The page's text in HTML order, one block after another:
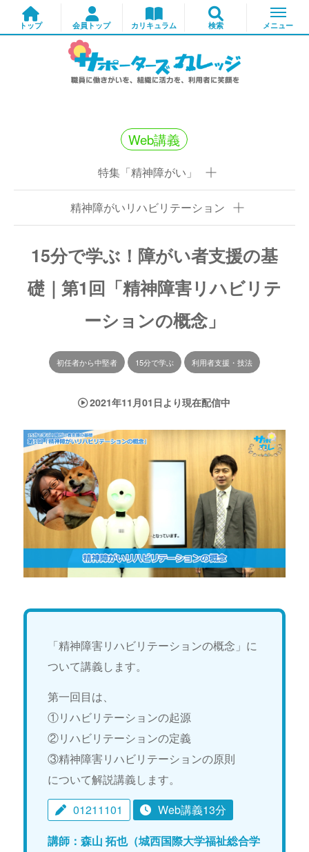
Web講義
特集「精神障がい」
精神障がいリハビリテーション
15分で学ぶ！障がい者支援の基
礎｜第1回「精神障害リハビリテ
ーションの概念」
初任者から中堅者 15分で学ぶ 利用者支援・技法
2021年11月01日より現在配信中
「精神障害リハビリテーションの概念」に
ついて講義します。
第一回目は、
①リハビリテーションの起源
②リハビリテーションの定義
③精神障害リハビリテーションの原則
について解説講義します。
01211101
Web講義13分
講師：森山 拓也（城西国際大学福祉総合学